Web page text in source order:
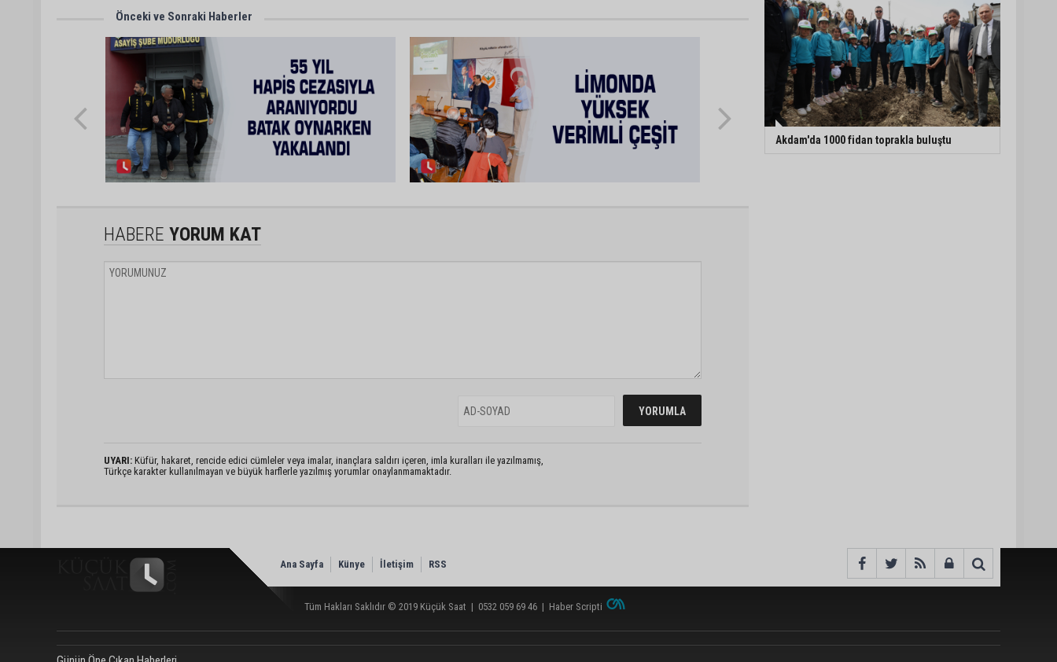
Önceki ve Sonraki Haberler
HABERE YORUM KAT
UYARI: Küfür, hakaret, rencide edici cümleler veya imalar, inançlara saldırı içeren, imla kuralları ile yazılmamış,
Türkçe karakter kullanılmayan ve büyük harflerle yazılmış yorumlar onaylanmamaktadır.
Akdam'da 1000 fidan toprakla buluştu
Ana Sayfa Künye İletişim RSS
Tüm Hakları Saklıdır © 2019 Küçük Saat | 0532 059 69 46 | Haber Scripti